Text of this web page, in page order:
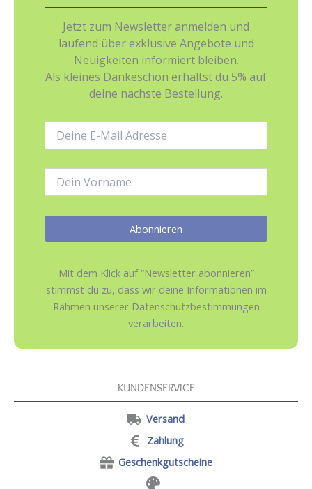
Jetzt zum Newsletter anmelden und
laufend über exklusive Angebote und
Neuigkeiten informiert bleiben.
Als kleines Dankeschön erhältst du 5% auf
deine nächste Bestellung.
Mail-
Mit dem Klick auf “Newsletter abonnieren”
stimmst du zu, dass wir deine Informationen im
Rahmen unserer Datenschutzbestimmungen
verarbeiten.
KUNDENSERVICE
Versand
Zahlung
Geschenkgutscheine